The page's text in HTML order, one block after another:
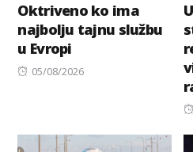
Oktriveno ko ima
najbolju tajnu službu
u Evropi
Posted
05/08/2026